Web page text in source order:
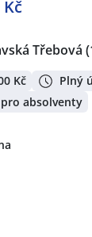
Třebová
Kč
Plný
absolventy